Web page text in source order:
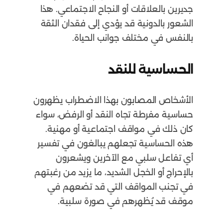
جديرين بالعلاقات أو النجاح الاجتماعي. هذا
الشعور بالدونية قد يؤدي إلى فقدان الثقة
بالنفس في مختلف جوانب الحياة.
الحساسية للنقد
الأشخاص المصابون بهذا الاضطراب يظهرون
حساسية مفرطة تجاه النقد أو الرفض، سواء
كان ذلك في مواقف اجتماعية أو مهنية.
هذه الحساسية تجعلهم يبالغون في تفسير
أي تفاعل سلبي مع الآخرين ويشعرون
بالإحراج أو الخجل الشديد، ما يزيد من رغبتهم
في تجنب المواقف التي قد تضعهم في
موقف قد يُظهرهم في صورة سلبية.